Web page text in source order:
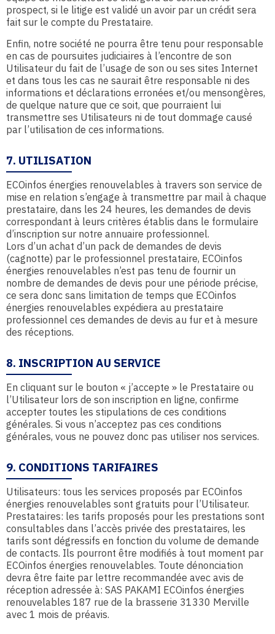
prospect, si le litige est validé un avoir par un crédit sera
fait sur le compte du Prestataire.
Enfin, notre société ne pourra être tenu pour responsable
en cas de poursuites judiciaires à l’encontre de son
Utilisateur du fait de l’usage de son ou ses sites Internet
et dans tous les cas ne saurait être responsable ni des
informations et déclarations erronées et/ou mensongères,
de quelque nature que ce soit, que pourraient lui
transmettre ses Utilisateurs ni de tout dommage causé
par l’utilisation de ces informations.
7. UTILISATION
ECOinfos énergies renouvelables à travers son service de
mise en relation s’engage à transmettre par mail à chaque
prestataire, dans les 24 heures, les demandes de devis
correspondant à leurs critères établis dans le formulaire
d’inscription sur notre annuaire professionnel.
Lors d’un achat d’un pack de demandes de devis
(cagnotte) par le professionnel prestataire, ECOinfos
énergies renouvelables n’est pas tenu de fournir un
nombre de demandes de devis pour une période précise,
ce sera donc sans limitation de temps que ECOinfos
énergies renouvelables expédiera au prestataire
professionnel ces demandes de devis au fur et à mesure
des réceptions.
8. INSCRIPTION AU SERVICE
En cliquant sur le bouton « j’accepte » le Prestataire ou
l’Utilisateur lors de son inscription en ligne, confirme
accepter toutes les stipulations de ces conditions
générales. Si vous n’acceptez pas ces conditions
générales, vous ne pouvez donc pas utiliser nos services.
9. CONDITIONS TARIFAIRES
Utilisateurs: tous les services proposés par ECOinfos
énergies renouvelables sont gratuits pour l’Utilisateur.
Prestataires: les tarifs proposés pour les prestations sont
consultables dans l’accès privée des prestataires, les
tarifs sont dégressifs en fonction du volume de demande
de contacts. Ils pourront être modifiés à tout moment par
ECOinfos énergies renouvelables. Toute dénonciation
devra être faite par lettre recommandée avec avis de
réception adressée à: SAS PAKAMI ECOinfos énergies
renouvelables 187 rue de la brasserie 31330 Merville
avec 1 mois de préavis.